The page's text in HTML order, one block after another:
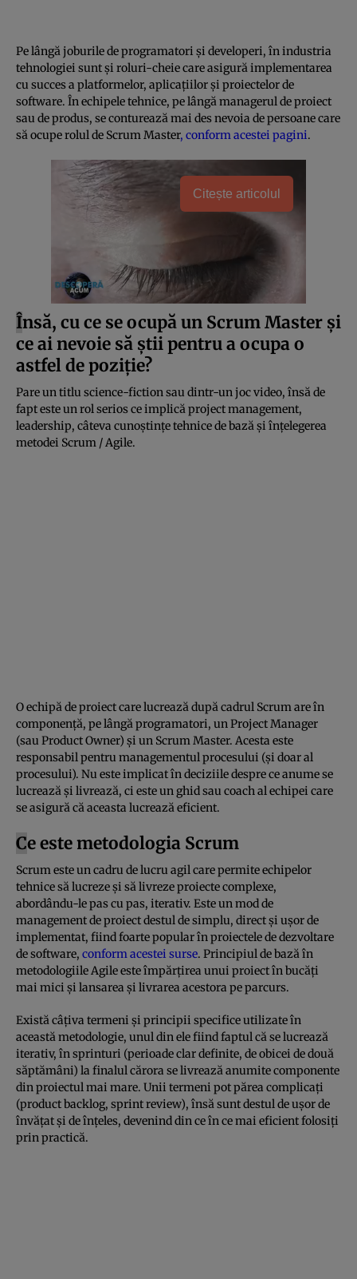
Pe lângă joburile de programatori și developeri, în industria
tehnologiei sunt și roluri-cheie care asigură implementarea
cu succes a platformelor, aplicațiilor și proiectelor de
software. În echipele tehnice, pe lângă managerul de proiect
sau de produs, se conturează mai des nevoia de persoane care
să ocupe rolul de Scrum Master, conform acestei pagini.
Citește articolul
Însă, cu ce se ocupă un Scrum Master și
ce ai nevoie să știi pentru a ocupa o
astfel de poziție?
Pare un titlu science-fiction sau dintr-un joc video, însă de
fapt este un rol serios ce implică project management,
leadership, câteva cunoștințe tehnice de bază și înțelegerea
metodei Scrum / Agile.
O echipă de proiect care lucrează după cadrul Scrum are în
componență, pe lângă programatori, un Project Manager
(sau Product Owner) și un Scrum Master. Acesta este
responsabil pentru managementul procesului (și doar al
procesului). Nu este implicat în deciziile despre ce anume se
lucrează și livrează, ci este un ghid sau coach al echipei care
se asigură că aceasta lucrează eficient.
Ce este metodologia Scrum
Scrum este un cadru de lucru agil care permite echipelor
tehnice să lucreze și să livreze proiecte complexe,
abordându-le pas cu pas, iterativ. Este un mod de
management de proiect destul de simplu, direct și ușor de
implementat, fiind foarte popular în proiectele de dezvoltare
de software, conform acestei surse. Principiul de bază în
metodologiile Agile este împărțirea unui proiect în bucăți
mai mici și lansarea și livrarea acestora pe parcurs.
Există câțiva termeni și principii specifice utilizate în
această metodologie, unul din ele fiind faptul că se lucrează
iterativ, în sprinturi (perioade clar definite, de obicei de două
săptămâni) la finalul cărora se livrează anumite componente
din proiectul mai mare. Unii termeni pot părea complicați
(product backlog, sprint review), însă sunt destul de ușor de
învățat și de înțeles, devenind din ce în ce mai eficient folosiți
prin practică.